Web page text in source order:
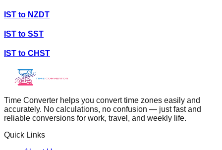
IST to NZDT
IST to SST
IST to CHST
Time Converter helps you convert time zones easily and
accurately. No calculations, no confusion — just fast and
reliable conversions for work, travel, and weekly life.
Quick Links